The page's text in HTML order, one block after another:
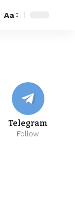
Aa
Telegram
Follow